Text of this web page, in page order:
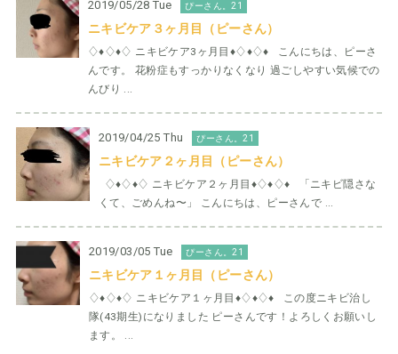
2019/05/28 Tue ぴーさん。21
ニキビケア３ヶ月目（ピーさん）
♢♦︎♢♦︎♢ ニキビケア3ヶ月目♦︎♢♦︎♢♦︎ こんにちは、ピーさ
んです。 花粉症もすっかりなくなり 過ごしやすい気候での
んびり ...
2019/04/25 Thu ぴーさん。21
ニキビケア２ヶ月目（ピーさん）
♢♦︎♢♦︎♢ ニキビケア２ヶ月目♦︎♢♦︎♢♦︎ 「ニキビ隠さな
くて、ごめんね〜」 こんにちは、ピーさんで ...
2019/03/05 Tue ぴーさん。21
ニキビケア１ヶ月目（ピーさん）
♢♦︎♢♦︎♢ ニキビケア１ヶ月目♦︎♢♦︎♢♦︎ この度ニキビ治し
隊(43期生)になりました ピーさんです！よろしくお願いし
ます。 ...